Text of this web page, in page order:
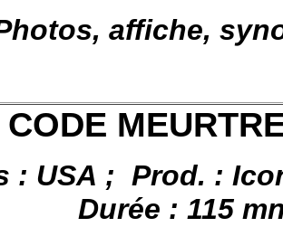
affiche,
: USA ; Prod. :
Durée : 115